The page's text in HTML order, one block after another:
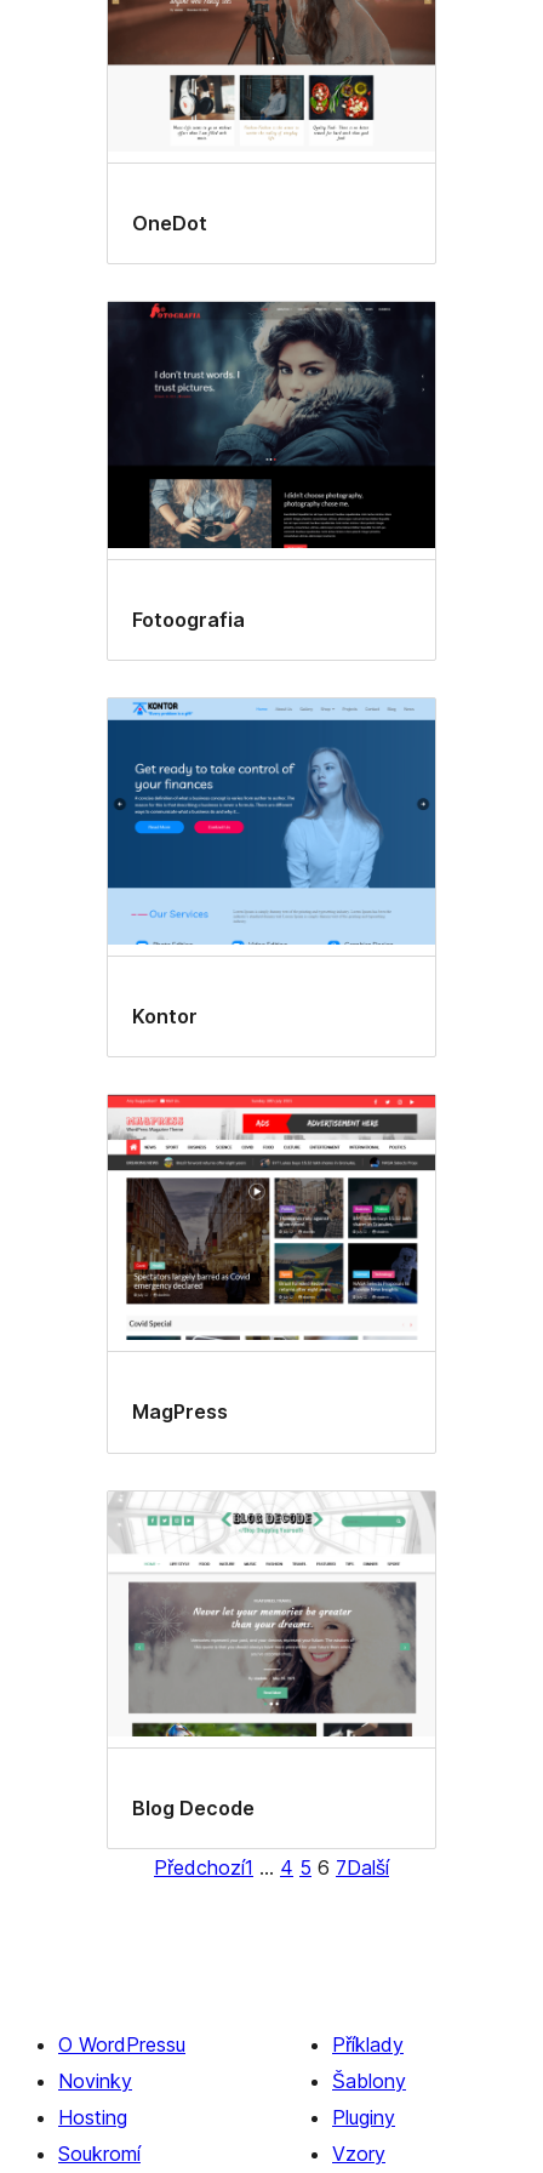
OneDot
Fotoografia
Kontor
MagPress
Blog Decode
Předchozí1 … 4 5 6 7Další
O WordPressu
Novinky
Hosting
Soukromí
Příklady
Šablony
Pluginy
Vzory